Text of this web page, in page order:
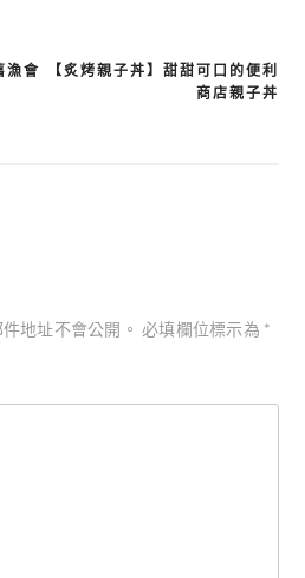
漁會
【炙烤親子丼】甜甜可口的便利
商店親子丼
地址不會公開。 必填欄位標示為 *